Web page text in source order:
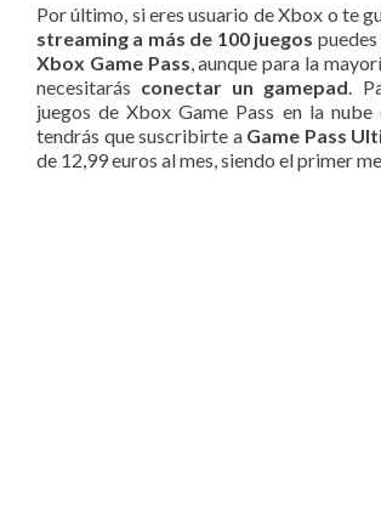
Por último, si eres usuario de Xbox o te
streaming a más de 100 juegos
Xbox Game Pass , aunque para la
necesitarás conectar un gamepad .
juegos de Xbox Game Pass en la
tendrás que suscribirte a Game Pass
de 12,99 euros al mes, siendo el primer